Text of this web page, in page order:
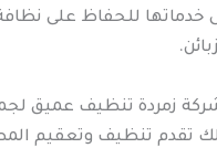
خدماتها للحفاظ على
زمردة تنظيف عميق
تقدم تنظيف وتعقيم